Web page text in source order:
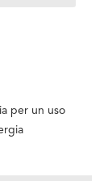
per un uso